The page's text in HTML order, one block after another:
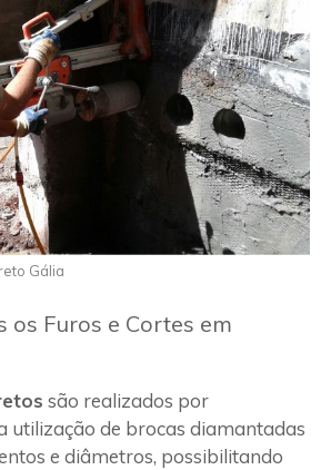
Gália
os Furos e Cortes em
são realizados por
utilização de brocas diamantadas
e diâmetros, possibilitando